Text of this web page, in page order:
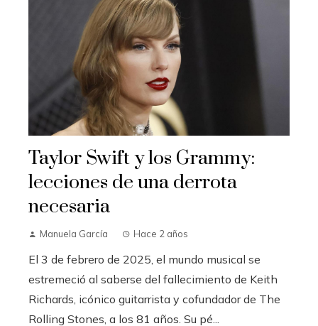
Taylor Swift y los Grammy:
lecciones de una derrota
necesaria
Manuela García Hace 2 años
El 3 de febrero de 2025, el mundo musical se
estremeció al saberse del fallecimiento de Keith
Richards, icónico guitarrista y cofundador de The
Rolling Stones, a los 81 años. Su pé...